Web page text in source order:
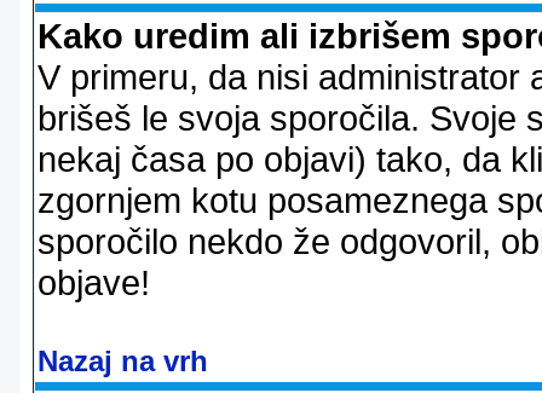
Kako uredim ali izbrišem
V primeru, da nisi administrator
brišeš le svoja sporočila. Svoje
nekaj časa po objavi) tako, da
zgornjem kotu posameznega
sporočilo nekdo že odgovoril,
objave!
Nazaj na vrh